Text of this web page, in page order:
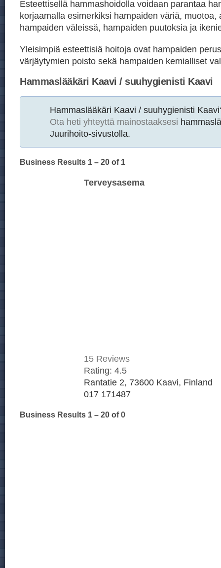
Esteettisellä hammashoidolla voidaan parantaa
korjaamalla esimerkiksi hampaiden väriä, muotoa,
hampaiden väleissä, hampaiden puutoksia ja
Yleisimpiä esteettisiä hoitoja ovat hampaiden
värjäytymien poisto sekä hampaiden kemialliset
Hammaslääkäri Kaavi / suuhygienisti Kaavi
Hammaslääkäri Kaavi / suuhygienisti
Ota heti yhteyttä mainostaaksesi
Juurihoito-sivustolla.
Business Results 1 – 20 of 1
Terveysasema
15 Reviews
Rating: 4.5
Rantatie 2, 73600 Kaavi, Finland
017 171487
Business Results 1 – 20 of 0